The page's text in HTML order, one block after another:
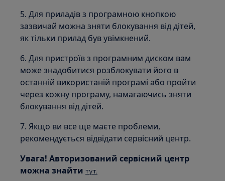
5. Для приладів з програмною кнопкою
зазвичай можна зняти блокування від дітей,
як тільки прилад був увімкнений.
6. Для пристроїв з програмним диском вам
може знадобитися розблокувати його в
останній використаній програмі або пройти
через кожну програму, намагаючись зняти
блокування від дітей.
7. Якщо ви все ще маєте проблеми,
рекомендується відвідати сервісний центр.
Увага! Авторизований сервісний центр
можна знайтитут.